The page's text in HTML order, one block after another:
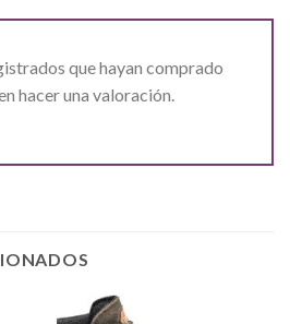
que hayan comprado
hacer una valoración.